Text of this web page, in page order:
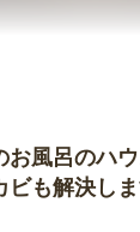
お風呂のハ
ビも解決し